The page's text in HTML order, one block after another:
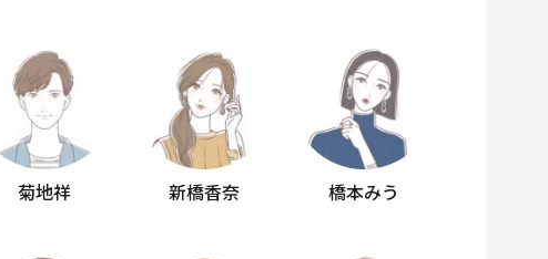
菊地祥 新橋香奈 橋本みう